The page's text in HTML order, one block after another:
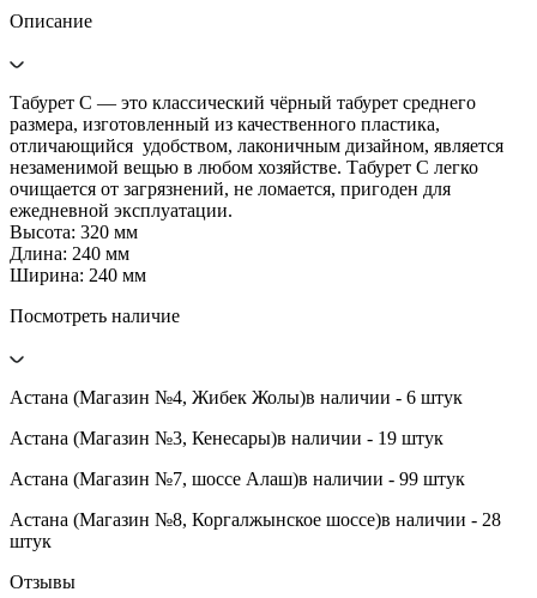
Описание
Табурет С — это классический чёрный табурет среднего
размера, изготовленный из качественного пластика,
отличающийся удобством, лаконичным дизайном, является
незаменимой вещью в любом хозяйстве. Табурет С легко
очищается от загрязнений, не ломается, пригоден для
ежедневной эксплуатации.
Высота: 320 мм
Длина: 240 мм
Ширина: 240 мм
Посмотреть наличие
Астана (Магазин №4, Жибек Жолы)в наличии - 6 штук
Астана (Магазин №3, Кенесары)в наличии - 19 штук
Астана (Магазин №7, шоссе Алаш)в наличии - 99 штук
Астана (Магазин №8, Коргалжынское шоссе)в наличии - 28
штук
Отзывы